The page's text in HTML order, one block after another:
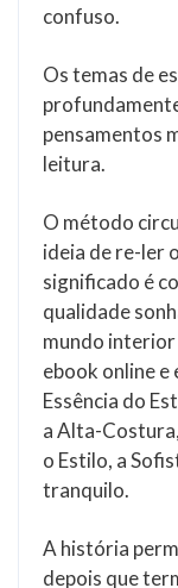
confuso.
Os temas de
pensamentos
leitura.
O método
ideia de re-ler
significado é
qualidade
mundo
ebook online e
Essência do
a Alta-
o Estilo, a
tranquilo.
A história
depois que